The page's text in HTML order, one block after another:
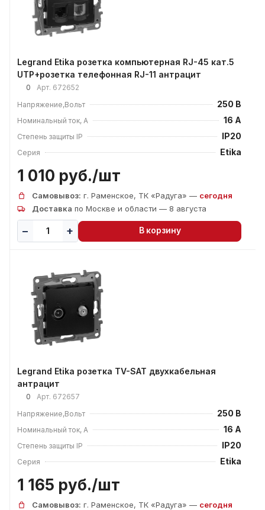
Legrand Etika розетка компьютерная RJ-45 кат.5
UTP+розетка телефонная RJ-11 антрацит
0 Арт. 672652
Напряжение,Вольт
250 В
Номинальный ток, А 16 А
Степень защиты IP IP20
Серия Etika
1 010 руб./шт
Самовывоз: г. Раменское, ТК «Радуга» — сегодня
Доставка по Москве и области — 8 августа
В корзину
Legrand Etika розетка TV-SAT двухкабельная
антрацит
0 Арт. 672657
Напряжение,Вольт
250 В
Номинальный ток, А 16 А
Степень защиты IP IP20
Серия Etika
1 165 руб./шт
Самовывоз: г. Раменское, ТК «Радуга» — сегодня